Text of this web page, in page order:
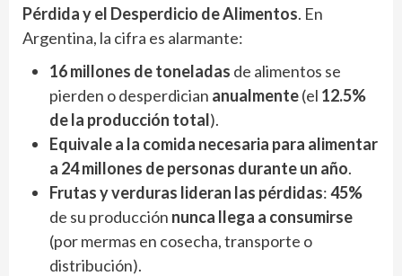
Pérdida y el Desperdicio de Alimentos. En
Argentina, la cifra es alarmante:
16 millones de toneladas de alimentos se
pierden o desperdician anualmente(el 12.5%
de la producción total).
Equivale a la comida necesaria para alimentar
a 24 millones de personas durante un año.
Frutas y verduras lideran las pérdidas:45%
de su producción nunca llega a consumirse
(por mermas en cosecha, transporte o
distribución).